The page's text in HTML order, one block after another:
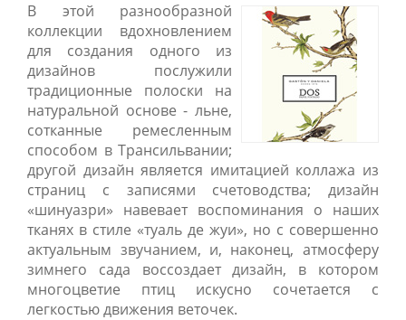
В этой разнообразной
коллекции вдохновлением
для создания одного из
дизайнов послужили
традиционные полоски на
натуральной основе - льне,
сотканные ремесленным
способом в Трансильвании;
другой дизайн является имитацией коллажа из
страниц с записями счетоводства; дизайн
«шинуазри» навевает воспоминания о наших
тканях в стиле «туаль де жуи», но с совершенно
актуальным звучанием, и, наконец, атмосферу
зимнего сада воссоздает дизайн, в котором
многоцветие птиц искусно сочетается с
легкостью движения веточек.